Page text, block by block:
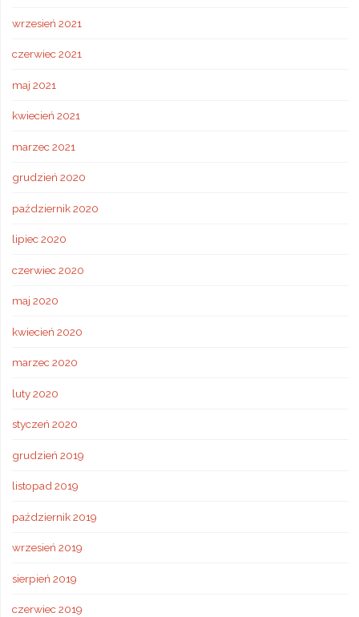
wrzesień 2021
czerwiec 2021
maj 2021
kwiecień 2021
marzec 2021
grudzień 2020
październik 2020
lipiec 2020
czerwiec 2020
maj 2020
kwiecień 2020
marzec 2020
luty 2020
styczeń 2020
grudzień 2019
listopad 2019
październik 2019
wrzesień 2019
sierpień 2019
czerwiec 2019